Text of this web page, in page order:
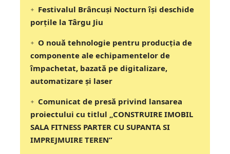
Festivalul Brâncuși Nocturn își deschide
porțile la Târgu Jiu
O nouă tehnologie pentru producția de
componente ale echipamentelor de
împachetat, bazată pe digitalizare,
automatizare și laser
Comunicat de presă privind lansarea
proiectului cu titlul „CONSTRUIRE IMOBIL
SALA FITNESS PARTER CU SUPANTA SI
IMPREJMUIRE TEREN”